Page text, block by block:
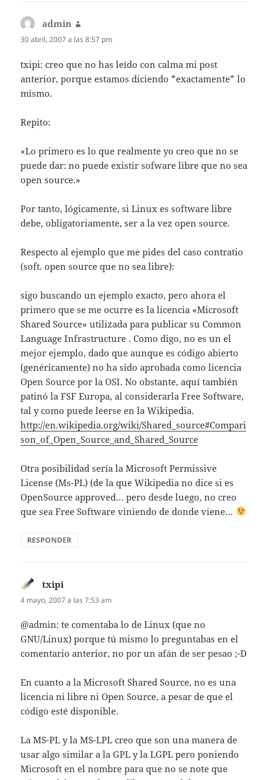
admin
30 abril, 2007 a las 8:57 pm
txipi: creo que no has leído con calma mi post
anterior, porque estamos diciendo *exactamente* lo
mismo.
Repito:
«Lo primero es lo que realmente yo creo que no se
puede dar: no puede existir sofware libre que no sea
open source.»
Por tanto, lógicamente, si Linux es software libre
debe, obligatoriamente, ser a la vez open source.
Respecto al ejemplo que me pides del caso contratio
(soft. open source que no sea libre):
sigo buscando un ejemplo exacto, pero ahora el
primero que se me ocurre es la licencia «Microsoft
Shared Source» utilizada para publicar su Common
Language Infrastructure . Como digo, no es un el
mejor ejemplo, dado que aunque es código abierto
(genéricamente) no ha sido aprobada como licencia
Open Source por la OSI. No obstante, aquí también
patinó la FSF Europa, al considerarla Free Software,
tal y como puede leerse en la Wikipedia.
http://en.wikipedia.org/wiki/Shared_source#Compari
son_of_Open_Source_and_Shared_Source
Otra posibilidad sería la Microsoft Permissive
License (Ms-PL) (de la que Wikipedia no dice si es
OpenSource approved… pero desde luego, no creo
que sea Free Software viniendo de donde viene…
RESPONDER
txipi
4 mayo, 2007 a las 7:53 am
@admin: te comentaba lo de Linux (que no
GNU/Linux) porque tú mismo lo preguntabas en el
comentario anterior, no por un afán de ser pesao ;-D
En cuanto a la Microsoft Shared Source, no es una
licencia ni libre ni Open Source, a pesar de que el
código esté disponible.
La MS-PL y la MS-LPL creo que son una manera de
usar algo similar a la GPL y la LGPL pero poniendo
Microsoft en el nombre para que no se note que